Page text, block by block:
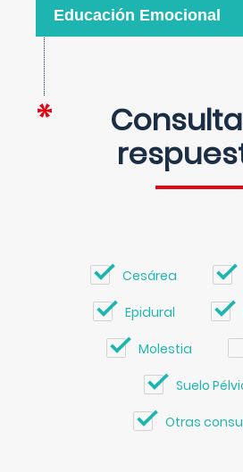
Educación Emocional
Cesárea
Epidural
Molestia
Suelo
Otras